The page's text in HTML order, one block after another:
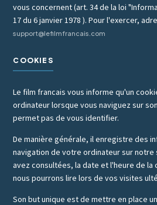
vous concernent (art. 34 de la loi
17 du 6 janvier 1978 ). Pour l'exercer,
support@lefilmfrancais.com
COOKIES
Le film francais vous informe qu'un
ordinateur lorsque vous naviguez sur
permet pas de vous identifier.
De manière générale, il enregistre des
navigation de votre ordinateur sur notre
avez consultées, la date et l'heure de la
nous pourrons lire lors de vos visites
Son but unique est de mettre en place